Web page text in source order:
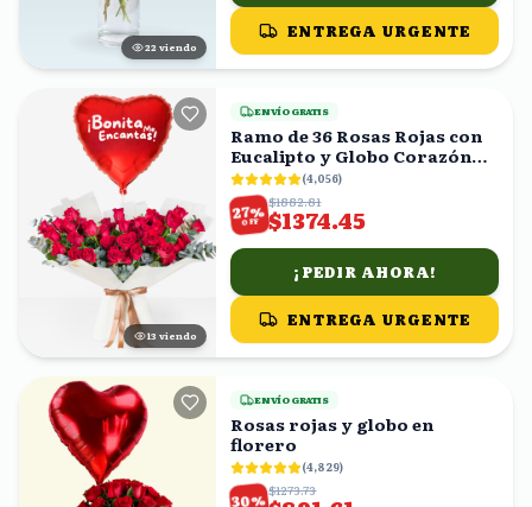
22 viendo
ENTREGA URGENTE
13 viendo
ENVÍO GRATIS
Ramo de 36 Rosas Rojas con
Eucalipto y Globo Corazón
'Bonita Me Encantas!'
(4,056)
27%
OFF
$1882.81
$1374.45
¡PEDIR AHORA!
ENTREGA URGENTE
ENVÍO GRATIS
Rosas rojas y globo en
florero
(4,829)
30%$1273.73